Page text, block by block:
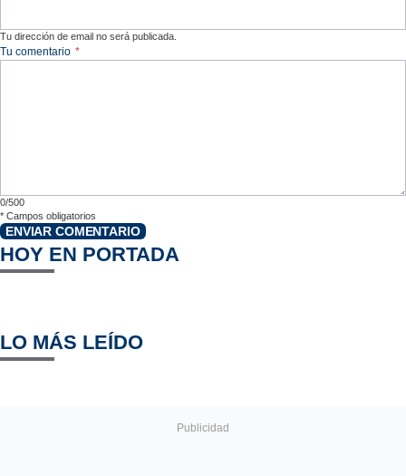
Tu dirección de email no será publicada.
Tu comentario *
0/500
* Campos obligatorios
ENVIAR COMENTARIO
HOY EN PORTADA
LO MÁS LEÍDO